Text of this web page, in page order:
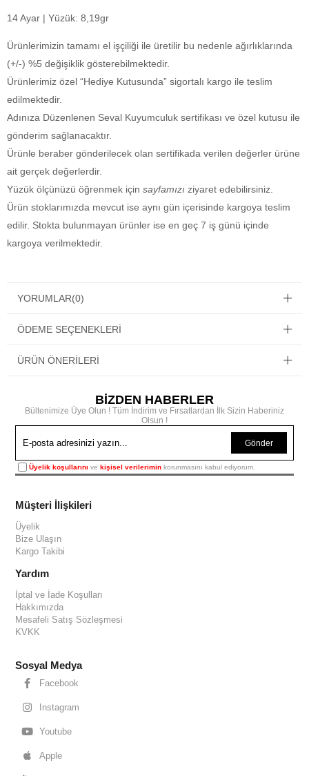
14 Ayar | Yüzük: 8,19gr
Ürünlerimizin tamamı el işçiliği ile üretilir bu nedenle ağırlıklarında
(+/-) %5 değişiklik gösterebilmektedir.
Ürünlerimiz özel “Hediye Kutusunda” sigortalı kargo ile teslim
edilmektedir.
Adınıza Düzenlenen Seval Kuyumculuk sertifikası ve özel kutusu ile
gönderim sağlanacaktır.
Ürünle beraber gönderilecek olan sertifikada verilen değerler ürüne
ait gerçek değerlerdir.
Yüzük ölçünüzü öğrenmek için sayfamızı ziyaret edebilirsiniz.
Ürün stoklarımızda mevcut ise aynı gün içerisinde kargoya teslim
edilir. Stokta bulunmayan ürünler ise en geç 7 iş günü içinde
kargoya verilmektedir.
YORUMLAR(0)
ÖDEME SEÇENEKLERI
ÜRÜN ÖNERILERI
BİZDEN HABERLER
Bültenimize Üye Olun ! Tüm İndirim ve Fırsatlardan İlk Sizin Haberiniz
Olsun !
Gönder
Üyelik koşullarını vekişisel verilerimin korunmasını kabul ediyorum.
Müşteri İlişkileri
Üyelik
Bize Ulaşın
Kargo Takibi
Yardım
İptal ve İade Koşulları
Hakkımızda
Mesafeli Satış Sözleşmesi
KVKK
Sosyal Medya
Facebook
Instagram
Youtube
Apple